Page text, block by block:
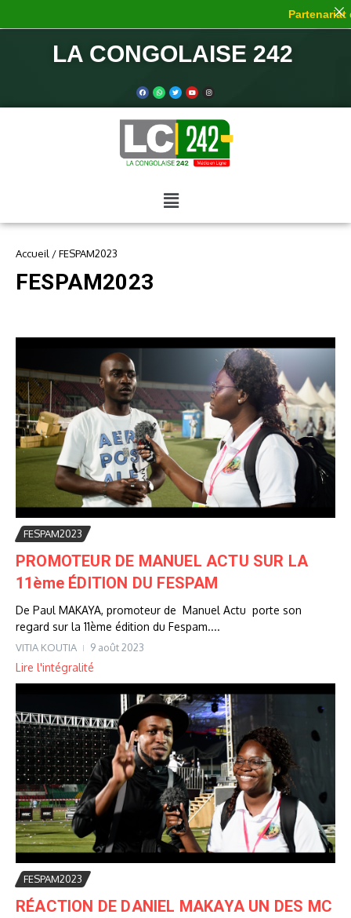
LA CONGOLAISE 242
Accueil /FESPAM2023
FESPAM2023
FESPAM2023
PROMOTEUR DE MANUEL ACTU SUR LA
11ème ÉDITION DU FESPAM
De Paul MAKAYA, promoteur de Manuel Actu porte son
regard sur la 11ème édition du Fespam....
VITIA KOUTIA 9 août 2023
Lire l'intégralité
FESPAM2023
RÉACTION DE DANIEL MAKAYA UN DES MC
Partenariat de